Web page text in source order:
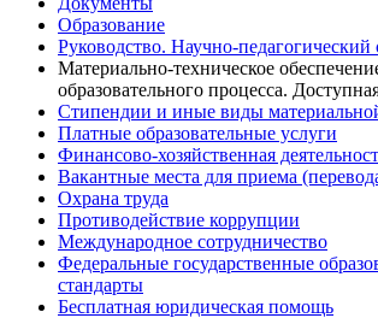
Образование
Руководство. Научно-педагогический
Материально-техническое
образовательного процесса.
Стипендии и иные виды
Платные образовательные услуги
Финансово-хозяйственная
Вакантные места для приема
Охрана труда
Противодействие коррупции
Международное сотрудничество
Федеральные государственные
стандарты
Бесплатная юридическая помощь